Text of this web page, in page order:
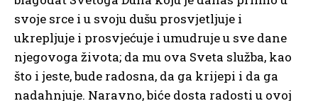
svoje srce i u svoju dušu prosvjetljuje i
ukrepljuje i prosvjećuje i umudruje u sve dane
njegovoga života; da mu ova Sveta služba, kao
što i jeste, bude radosna, da ga krijepi i da ga
nadahnjuje. Naravno, biće dosta radosti u ovoj